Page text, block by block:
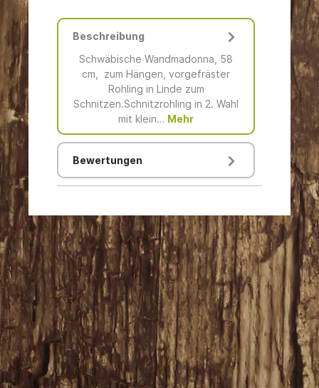
Beschreibung
Schwäbische Wandmadonna, 58
cm, zum Hängen, vorgefräster
Rohling in Linde zum
Schnitzen.Schnitzrohling in 2. Wahl
mit klein… Mehr
Bewertungen